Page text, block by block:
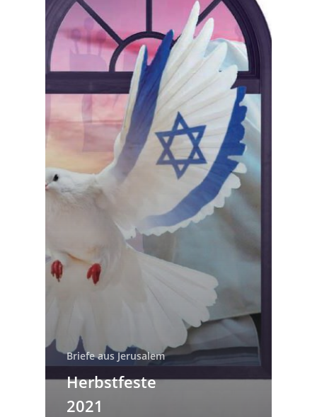
Briefe aus Jerusalem
Herbstfeste
2021